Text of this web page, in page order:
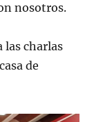
nosotros.
las charlas
de